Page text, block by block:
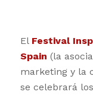
El Festival
Spain (la
marketing y la
se celebrará